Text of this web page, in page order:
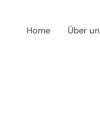
Home Über